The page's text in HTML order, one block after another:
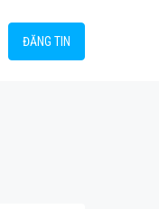
ĐĂNG TIN